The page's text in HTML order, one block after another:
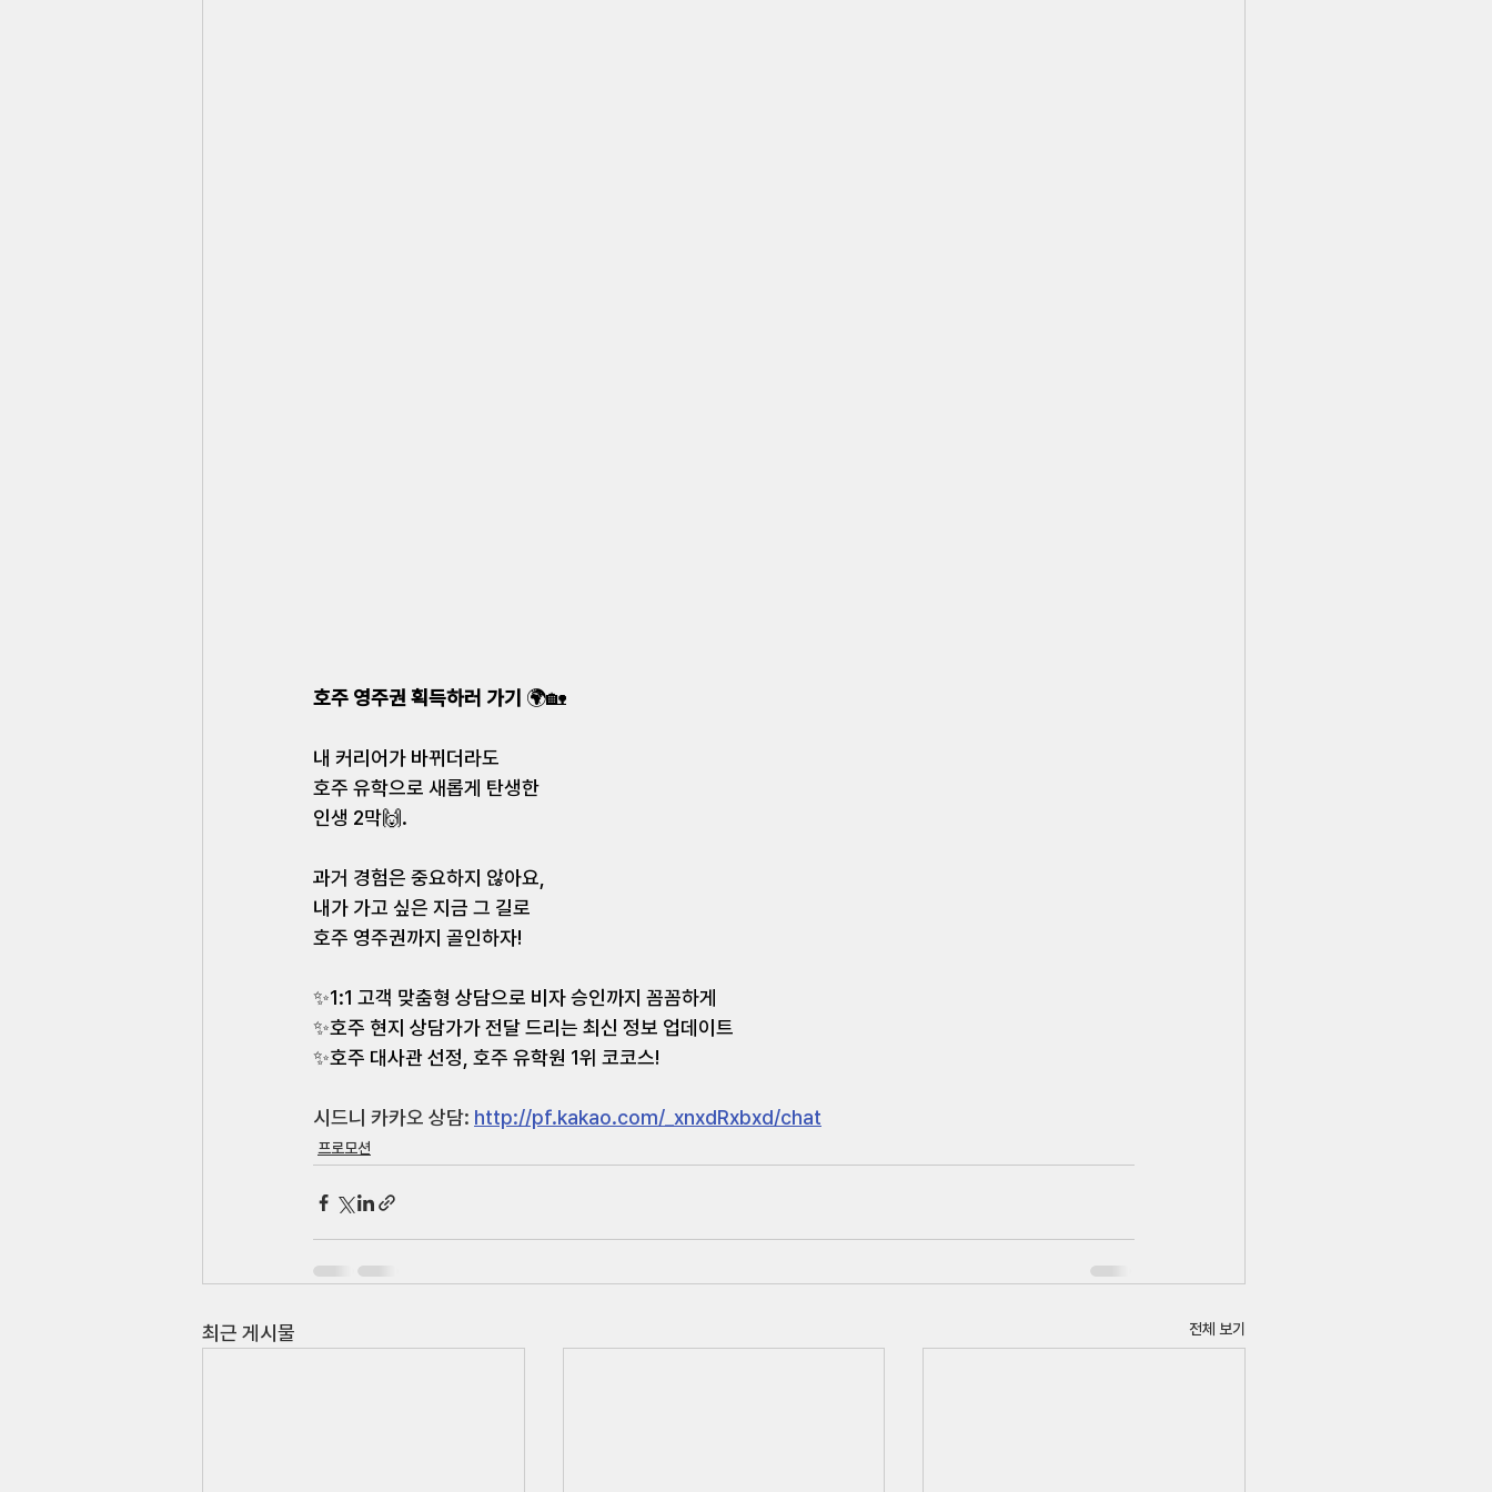
호주 영주권 획득하러 가기 🌍🏡
내 커리어가 바뀌더라도
호주 유학으로 새롭게 탄생한
인생 2막🙌.
과거 경험은 중요하지 않아요,
내가 가고 싶은 지금 그 길로
호주 영주권까지 골인하자!
✨1:1 고객 맞춤형 상담으로 비자 승인까지 꼼꼼하게
✨호주 현지 상담가가 전달 드리는 최신 정보 업데이트
✨호주 대사관 선정, 호주 유학원 1위 코코스!
시드니 카카오 상담: http://pf.kakao.com/_xnxdRxbxd/chat
프로모션
최근 게시물 전체 보기